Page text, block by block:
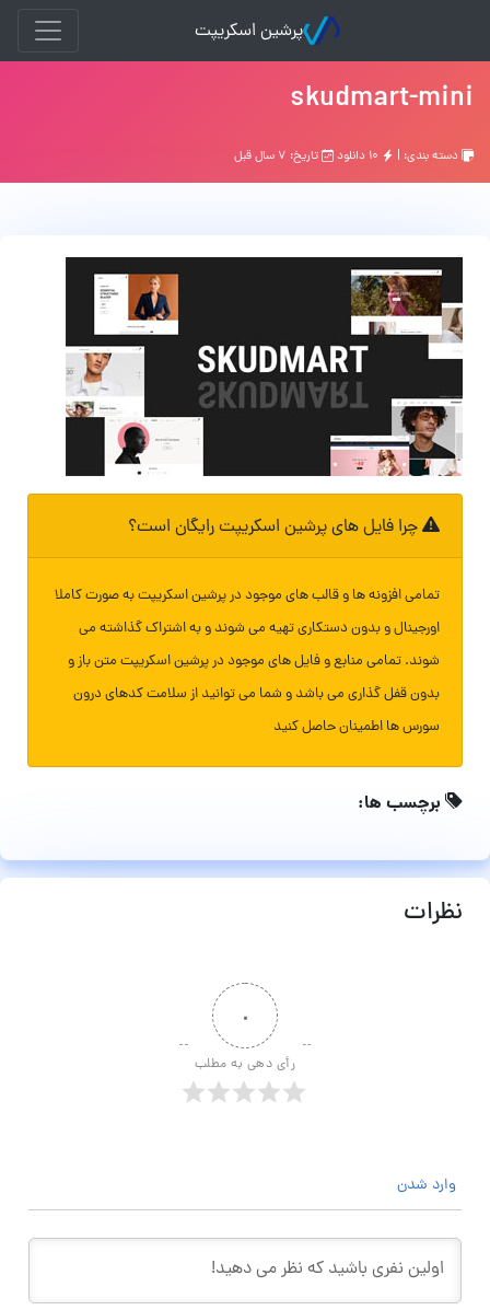
پرشین اسکریپت
skudmart-mini
دسته بندی: | تاریخ: ۷ سال قبل
چرا فایل های پرشین اسکریپت رایگان است؟
تمامی افزونه ها و قالب های موجود در پرشین اسکریپت به صورت کاملا
اورجینال و بدون دستکاری تهیه می شوند و به اشتراک گذاشته می
شوند. تمامی منابع و فایل های موجود در پرشین اسکریپت متن باز و
بدون قفل گذاری می باشد و شما می توانید از سلامت کدهای درون
سورس ها اطمینان حاصل کنید
برچسب ها:
نظرات
۰
رأی دهی به مطلب
وارد شدن